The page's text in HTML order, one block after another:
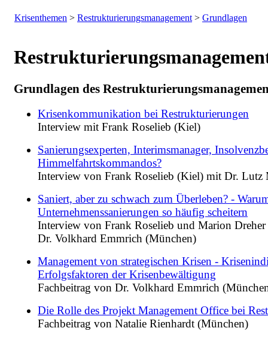
Krisenthemen > Restrukturierungsmanagement > Grundlagen
Grundlagen des
Krisenkommunikation bei Restrukturierungen
Interview mit Frank Roselieb (Kiel)
Sanierungsexperten, Interimsmanager,
Himmelfahrtskommandos?
Interview von Frank Roselieb (Kiel) mit Dr. Lutz
Saniert, aber zu schwach zum Überleben? -
Unternehmenssanierungen so häufig scheitern
Interview von Frank Roselieb und Marion
Dr. Volkhard Emmrich (München)
Management von strategischen Krisen -
Erfolgsfaktoren der Krisenbewältigung
Fachbeitrag von Dr. Volkhard Emmrich
Die Rolle des Projekt Management Office bei
Fachbeitrag von Natalie Rienhardt (München)